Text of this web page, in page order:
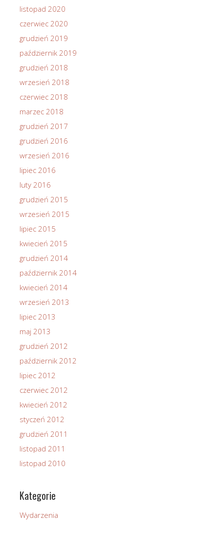
listopad 2020
czerwiec 2020
grudzień 2019
październik 2019
grudzień 2018
wrzesień 2018
czerwiec 2018
marzec 2018
grudzień 2017
grudzień 2016
wrzesień 2016
lipiec 2016
luty 2016
grudzień 2015
wrzesień 2015
lipiec 2015
kwiecień 2015
grudzień 2014
październik 2014
kwiecień 2014
wrzesień 2013
lipiec 2013
maj 2013
grudzień 2012
październik 2012
lipiec 2012
czerwiec 2012
kwiecień 2012
styczeń 2012
grudzień 2011
listopad 2011
listopad 2010
Kategorie
Wydarzenia